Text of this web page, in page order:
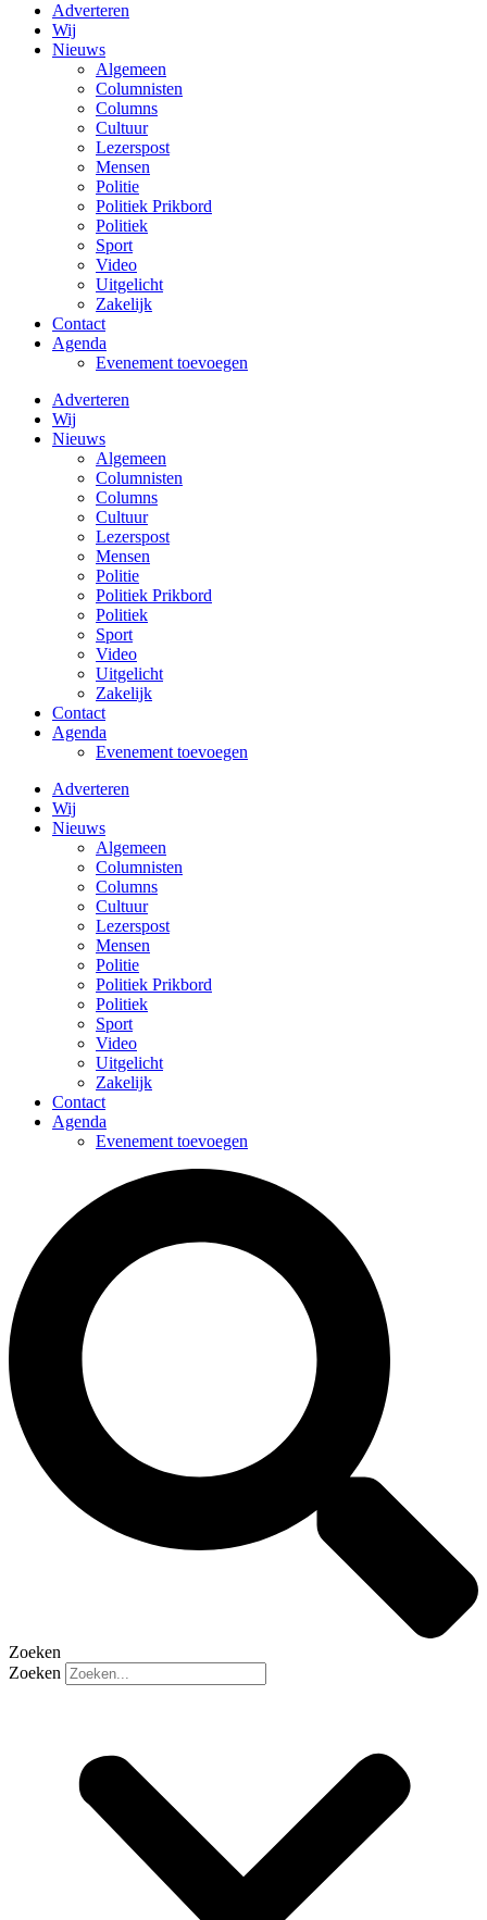
Adverteren
Wij
Nieuws
Algemeen
Columnisten
Columns
Cultuur
Lezerspost
Mensen
Politie
Politiek Prikbord
Politiek
Sport
Video
Uitgelicht
Zakelijk
Contact
Agenda
Evenement toevoegen
Adverteren
Wij
Nieuws
Algemeen
Columnisten
Columns
Cultuur
Lezerspost
Mensen
Politie
Politiek Prikbord
Politiek
Sport
Video
Uitgelicht
Zakelijk
Contact
Agenda
Evenement toevoegen
Adverteren
Wij
Nieuws
Algemeen
Columnisten
Columns
Cultuur
Lezerspost
Mensen
Politie
Politiek Prikbord
Politiek
Sport
Video
Uitgelicht
Zakelijk
Contact
Agenda
Evenement toevoegen
Zoeken
Zoeken